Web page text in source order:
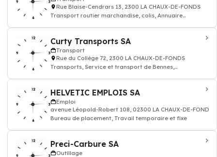
Rue Blaise-Cendrars 13, 2300 LA CHAUX-DE-FONDS
Transport routier marchandise, colis, Annuaire
Curty Transports SA
Transport
Rue du Collège 72, 2300 LA CHAUX-DE-FONDS
Transports, Service et transport de Bennes,
HELVETIC EMPLOIS SA
Emploi
avenue Léopold-Robert 108, 02300 LA CHAUX-DE-FONDS
Bureau de placement, Travail temporaire et fixe
Preci-Carbure SA
Outillage